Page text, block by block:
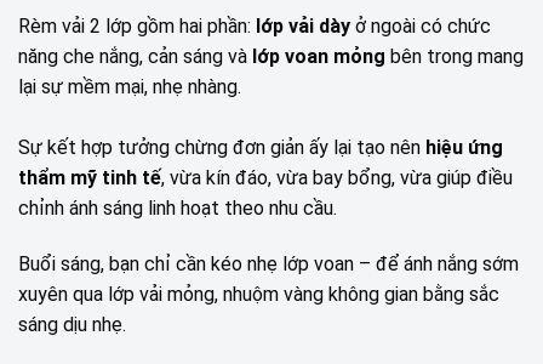
Rèm vải 2 lớp gồm hai phần: lớp vải dày ở ngoài có chức
năng che nắng, cản sáng và lớp voan mỏng bên trong mang
lại sự mềm mại, nhẹ nhàng.
Sự kết hợp tưởng chừng đơn giản ấy lại tạo nên hiệu ứng
thẩm mỹ tinh tế, vừa kín đáo, vừa bay bổng, vừa giúp điều
chỉnh ánh sáng linh hoạt theo nhu cầu.
Buổi sáng, bạn chỉ cần kéo nhẹ lớp voan – để ánh nắng sớm
xuyên qua lớp vải mỏng, nhuộm vàng không gian bằng sắc
sáng dịu nhẹ.